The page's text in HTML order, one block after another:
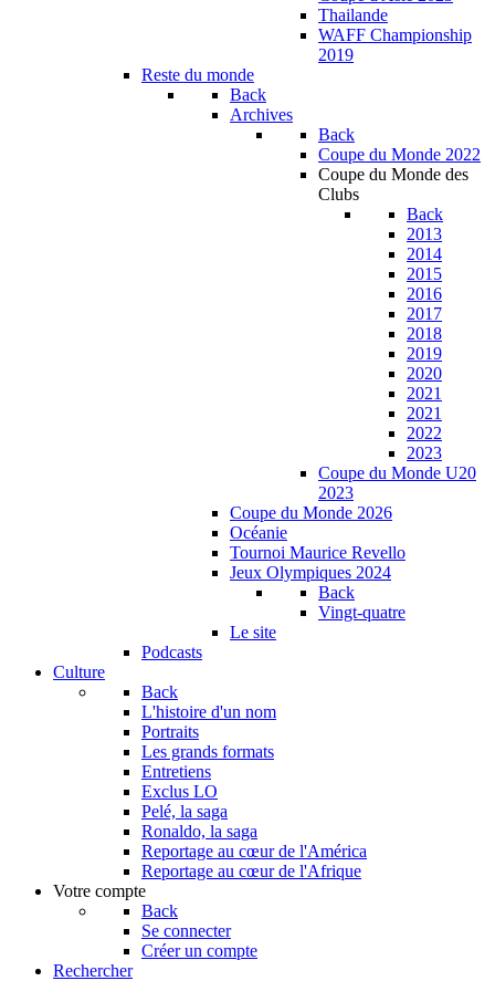
Thailande
WAFF Championship
2019
Reste du monde
Back
Archives
Back
Coupe du Monde 2022
Coupe du Monde des
Clubs
Back
2013
2014
2015
2016
2017
2018
2019
2020
2021
2021
2022
2023
Coupe du Monde U20
2023
Coupe du Monde 2026
Océanie
Tournoi Maurice Revello
Jeux Olympiques 2024
Back
Vingt-quatre
Le site
Podcasts
Culture
Back
L'histoire d'un nom
Portraits
Les grands formats
Entretiens
Exclus LO
Pelé, la saga
Ronaldo, la saga
Reportage au cœur de l'América
Reportage au cœur de l'Afrique
Votre compte
Back
Se connecter
Créer un compte
Rechercher